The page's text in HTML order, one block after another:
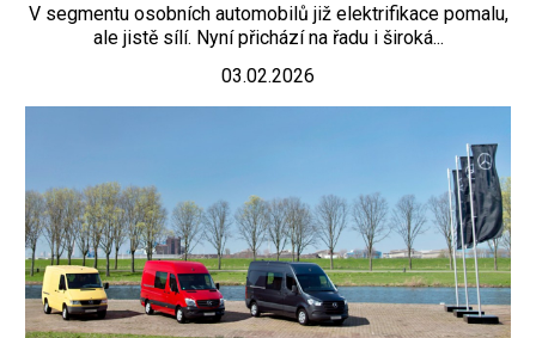
V segmentu osobních automobilů již elektrifikace pomalu,
ale jistě sílí. Nyní přichází na řadu i široká...
03.02.2026